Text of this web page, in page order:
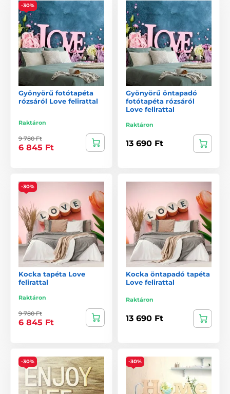
-30%
Gyönyörű fotótapéta
rózsáról Love felirattal
Raktáron
9 780 Ft
6 845 Ft
Gyönyörű öntapadó
fotótapéta rózsáról
Love felirattal
Raktáron
13 690 Ft
-30%
Kocka tapéta Love
felirattal
Raktáron
9 780 Ft
6 845 Ft
Kocka öntapadó tapéta
Love felirattal
Raktáron
13 690 Ft
-30% -30%